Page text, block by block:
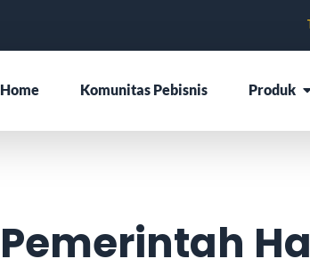
Home Komunitas Pebisnis Produk
Pemerintah